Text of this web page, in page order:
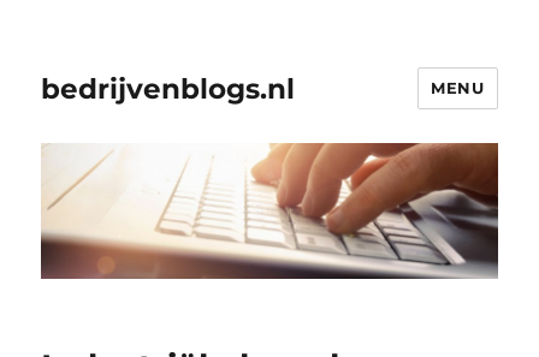
bedrijvenblogs.nl MENU